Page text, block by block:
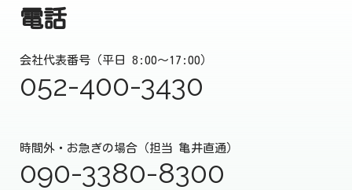
電話
会社代表番号（平日 8:00～17:00）
052-400-3430
時間外・お急ぎの場合（担当 亀井直通）
090-3380-8300